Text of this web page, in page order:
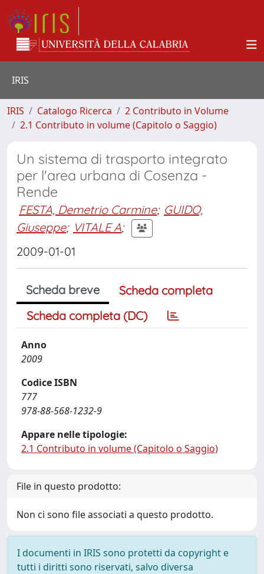
IRIS
IRIS Catalogo Ricerca
2 Contributo in Volume
2.1 Contributo in volume (Capitolo o Saggio)
Un sistema di trasporto integrato
per l'area urbana di Cosenza -
Rende
FESTA, Demetrio Carmine; GUIDO,
Giuseppe; VITALE A;
2009-01-01
Scheda breve
Scheda completa
Scheda completa (DC)
Anno
2009
Codice ISBN
777
978-88-568-1232-9
Appare nelle tipologie:
2.1 Contributo in volume (Capitolo o Saggio)
File in questo prodotto:
Non ci sono file associati a questo prodotto.
I documenti in IRIS sono protetti da copyright e
tutti i diritti sono riservati, salvo diversa